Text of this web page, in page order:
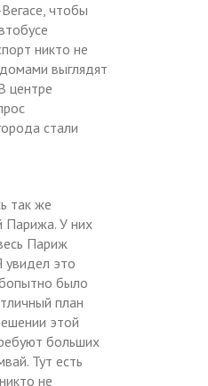
чтобы
никто не
выглядят
центре
стали
так же
Парижа. У них
Париж
увидел это
было
план
этой
больших
Тут есть
не